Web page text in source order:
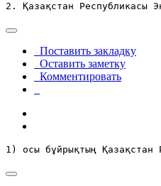
2. Қазақстан Республикасы
Поставить закладку
Оставить заметку
Комментировать
1) осы бұйрықтың Қазақстан